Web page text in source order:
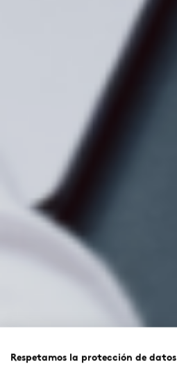
Respetamos la protección de datos